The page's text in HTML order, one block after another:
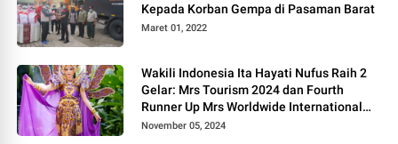
Kepada Korban Gempa di Pasaman Barat
Maret 01, 2022
Wakili Indonesia Ita Hayati Nufus Raih 2
Gelar: Mrs Tourism 2024 dan Fourth
Runner Up Mrs Worldwide International
2024, di Pemilihan Mrs Worldwide 2024
November 05, 2024